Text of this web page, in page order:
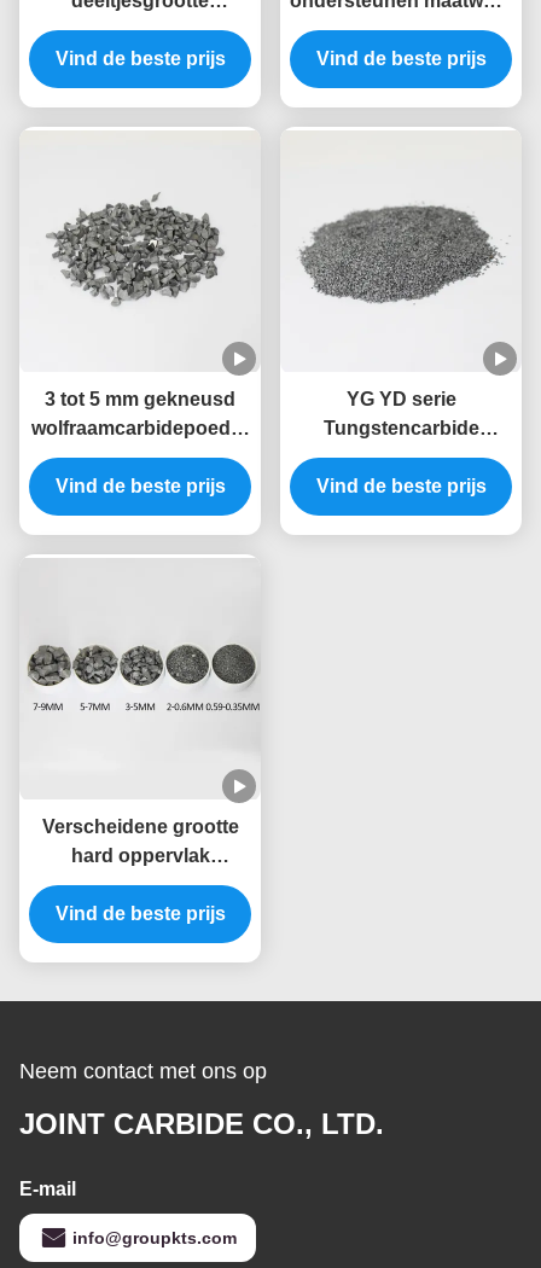
Wolfraamcarbide
deeltjes Carbide
legering deeltjes voor
Vind de beste prijs
deeltjesgrootte volgens
de eisen van de klant
logo 1,6-3,2 mm Grit
Vind de beste prijs
3 tot 5 mm gekneusd
wolfraamcarbidepoeder
voor samengestelde
staven
Vind de beste prijs
YG YD serie
Tungstencarbide
legering deeltje met een
hoge slijtvastheid
Vind de beste prijs
Verscheidene grootte
hard oppervlak
materiaal
wolfraamcarbide poeder
Yg8
Vind de beste prijs
Neem contact met ons op
JOINT CARBIDE CO., LTD.
E-mail
info@groupkts.com